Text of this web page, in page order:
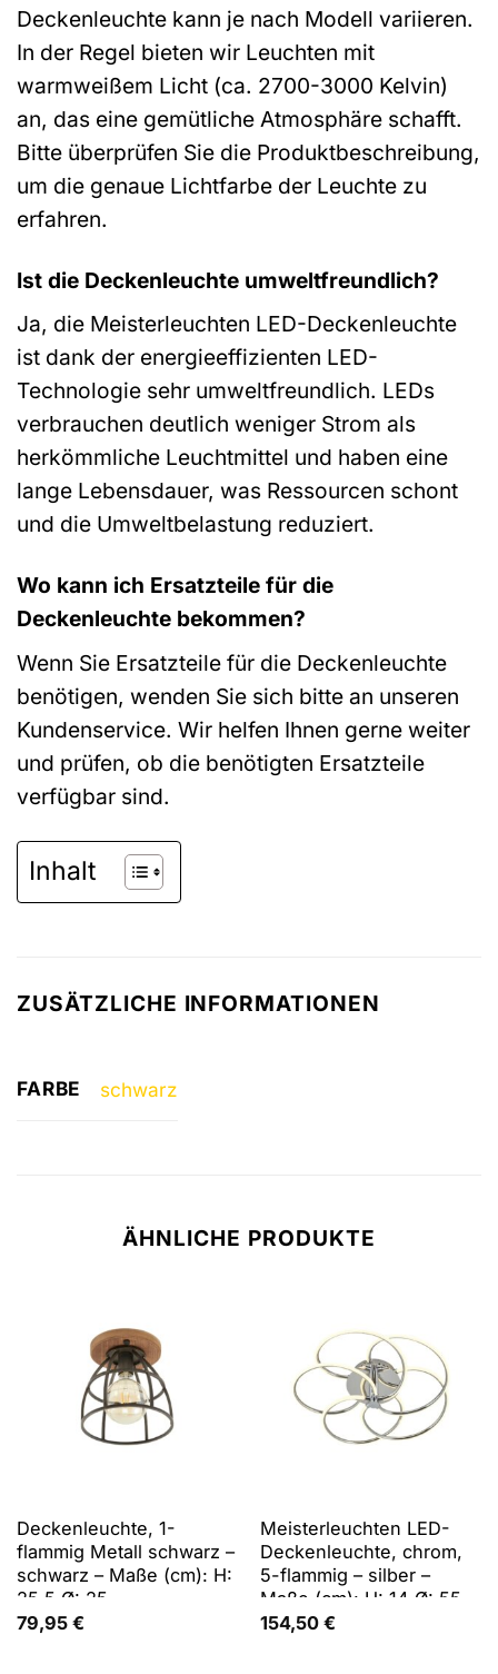
Deckenleuchte kann je nach Modell variieren.
In der Regel bieten wir Leuchten mit
warmweißem Licht (ca. 2700-3000 Kelvin)
an, das eine gemütliche Atmosphäre schafft.
Bitte überprüfen Sie die Produktbeschreibung,
um die genaue Lichtfarbe der Leuchte zu
erfahren.
Ist die Deckenleuchte umweltfreundlich?
Ja, die Meisterleuchten LED-Deckenleuchte
ist dank der energieeffizienten LED-
Technologie sehr umweltfreundlich. LEDs
verbrauchen deutlich weniger Strom als
herkömmliche Leuchtmittel und haben eine
lange Lebensdauer, was Ressourcen schont
und die Umweltbelastung reduziert.
Wo kann ich Ersatzteile für die
Deckenleuchte bekommen?
Wenn Sie Ersatzteile für die Deckenleuchte
benötigen, wenden Sie sich bitte an unseren
Kundenservice. Wir helfen Ihnen gerne weiter
und prüfen, ob die benötigten Ersatzteile
verfügbar sind.
Inhalt
ZUSÄTZLICHE INFORMATIONEN
FARBE schwarz
ÄHNLICHE PRODUKTE
Deckenleuchte, 1-
flammig Metall schwarz –
schwarz – Maße (cm): H:
25,5 Ø: 25
79,95 €
Meisterleuchten LED-
Deckenleuchte, chrom,
5-flammig – silber –
Maße (cm): H: 14 Ø: 55
154,50 €